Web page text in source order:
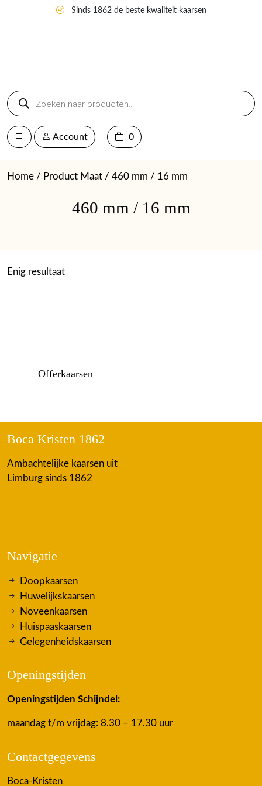
Sinds 1862 de beste kwaliteit kaarsen
Producten
zoeken
Account 0
Home / Product Maat / 460 mm / 16 mm
460 mm / 16 mm
Enig resultaat
Offerkaarsen
Boca Kristen 1862
Ambachtelijke kaarsen uit
Limburg sinds 1862
Navigatie
Doopkaarsen
Huwelijkskaarsen
Noveenkaarsen
Huispaaskaarsen
Gelegenheidskaarsen
Openingstijden
Openingstijden Schijndel:
maandag t/m vrijdag: 8.30 – 17.30 uur
Contactgegevens
Boca-Kristen